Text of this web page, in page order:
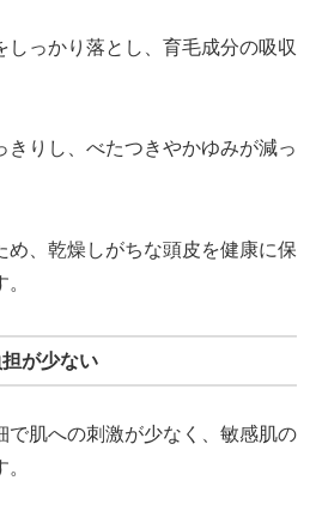
しっかり落とし、育毛成分の吸収
きりし、べたつきやかゆみが減っ
め、乾燥しがちな頭皮を健康に保
が少ない
で肌への刺激が少なく、敏感肌の